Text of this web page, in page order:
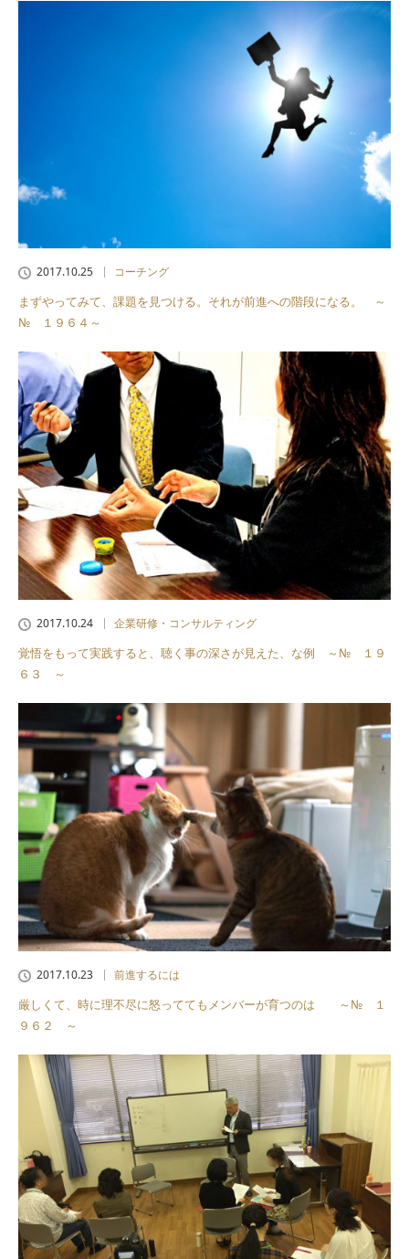
2017.10.25 コーチング
まずやってみて、課題を見つける。それが前進への階段になる。 ～
№ １９６４～
2017.10.24 企業研修・コンサルティング
覚悟をもって実践すると、聴く事の深さが見えた、な例 ～№ １９
６３ ～
2017.10.23 前進するには
厳しくて、時に理不尽に怒っててもメンバーが育つのは ～№ １
９６２ ～